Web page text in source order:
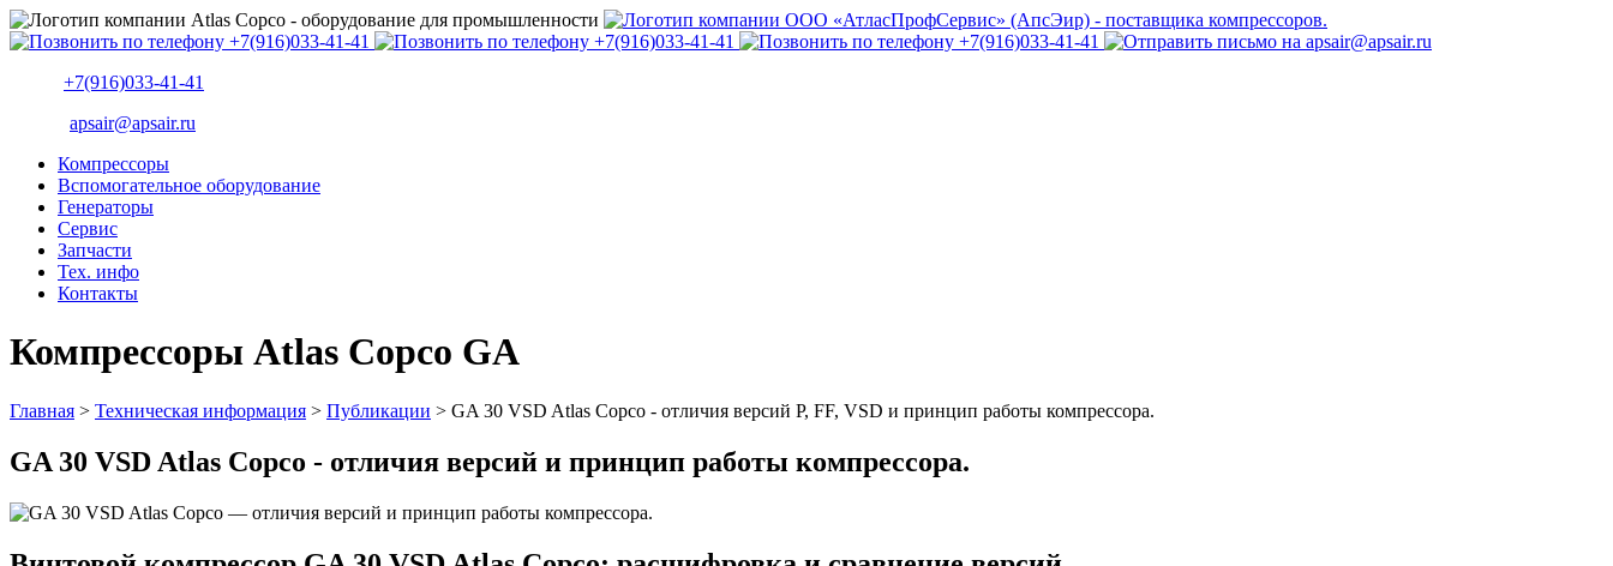
+7(916)033-41-41
apsair@apsair.ru
Компрессоры
Вспомогательное оборудование
Генераторы
Сервис
Запчасти
Тех. инфо
Контакты
Компрессоры Atlas Copco GA
Главная > Техническая информация > Публикации > GA 30 VSD Atlas Copco - отличия версий P, FF, VSD и принцип работы компрессора.
GA 30 VSD Atlas Copco - отличия версий и принцип работы компрессора.